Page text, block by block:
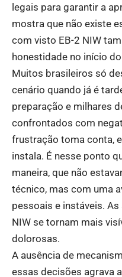
legais para garantir a
mostra que não existe
com visto EB-2 NIW
honestidade no início
Muitos brasileiros só
cenário quando já é
preparação e milhares
confrontados com
frustração toma conta,
instala. É nesse ponto
maneira, que não
técnico, mas com uma
pessoais e instáveis.
NIW se tornam mais
dolorosas.
A ausência de
essas decisões agrava